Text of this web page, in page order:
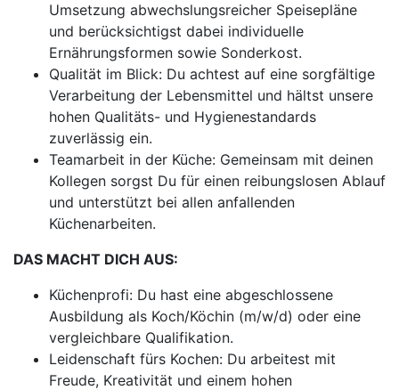
Umsetzung abwechslungsreicher Speisepläne
und berücksichtigst dabei individuelle
Ernährungsformen sowie Sonderkost.
Qualität im Blick: Du achtest auf eine sorgfältige
Verarbeitung der Lebensmittel und hältst unsere
hohen Qualitäts- und Hygienestandards
zuverlässig ein.
Teamarbeit in der Küche: Gemeinsam mit deinen
Kollegen sorgst Du für einen reibungslosen Ablauf
und unterstützt bei allen anfallenden
Küchenarbeiten.
DAS MACHT DICH AUS:
Küchenprofi: Du hast eine abgeschlossene
Ausbildung als Koch/Köchin (m/w/d) oder eine
vergleichbare Qualifikation.
Leidenschaft fürs Kochen: Du arbeitest mit
Freude, Kreativität und einem hohen